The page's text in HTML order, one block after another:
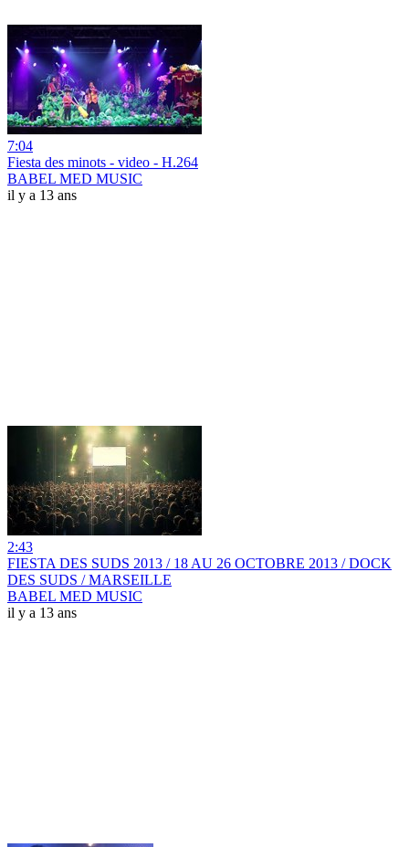
7:04
Fiesta des minots - video - H.264
BABEL MED MUSIC
il y a 13 ans
2:43
FIESTA DES SUDS 2013 / 18 AU 26 OCTOBRE 2013 / DOCK
DES SUDS / MARSEILLE
BABEL MED MUSIC
il y a 13 ans